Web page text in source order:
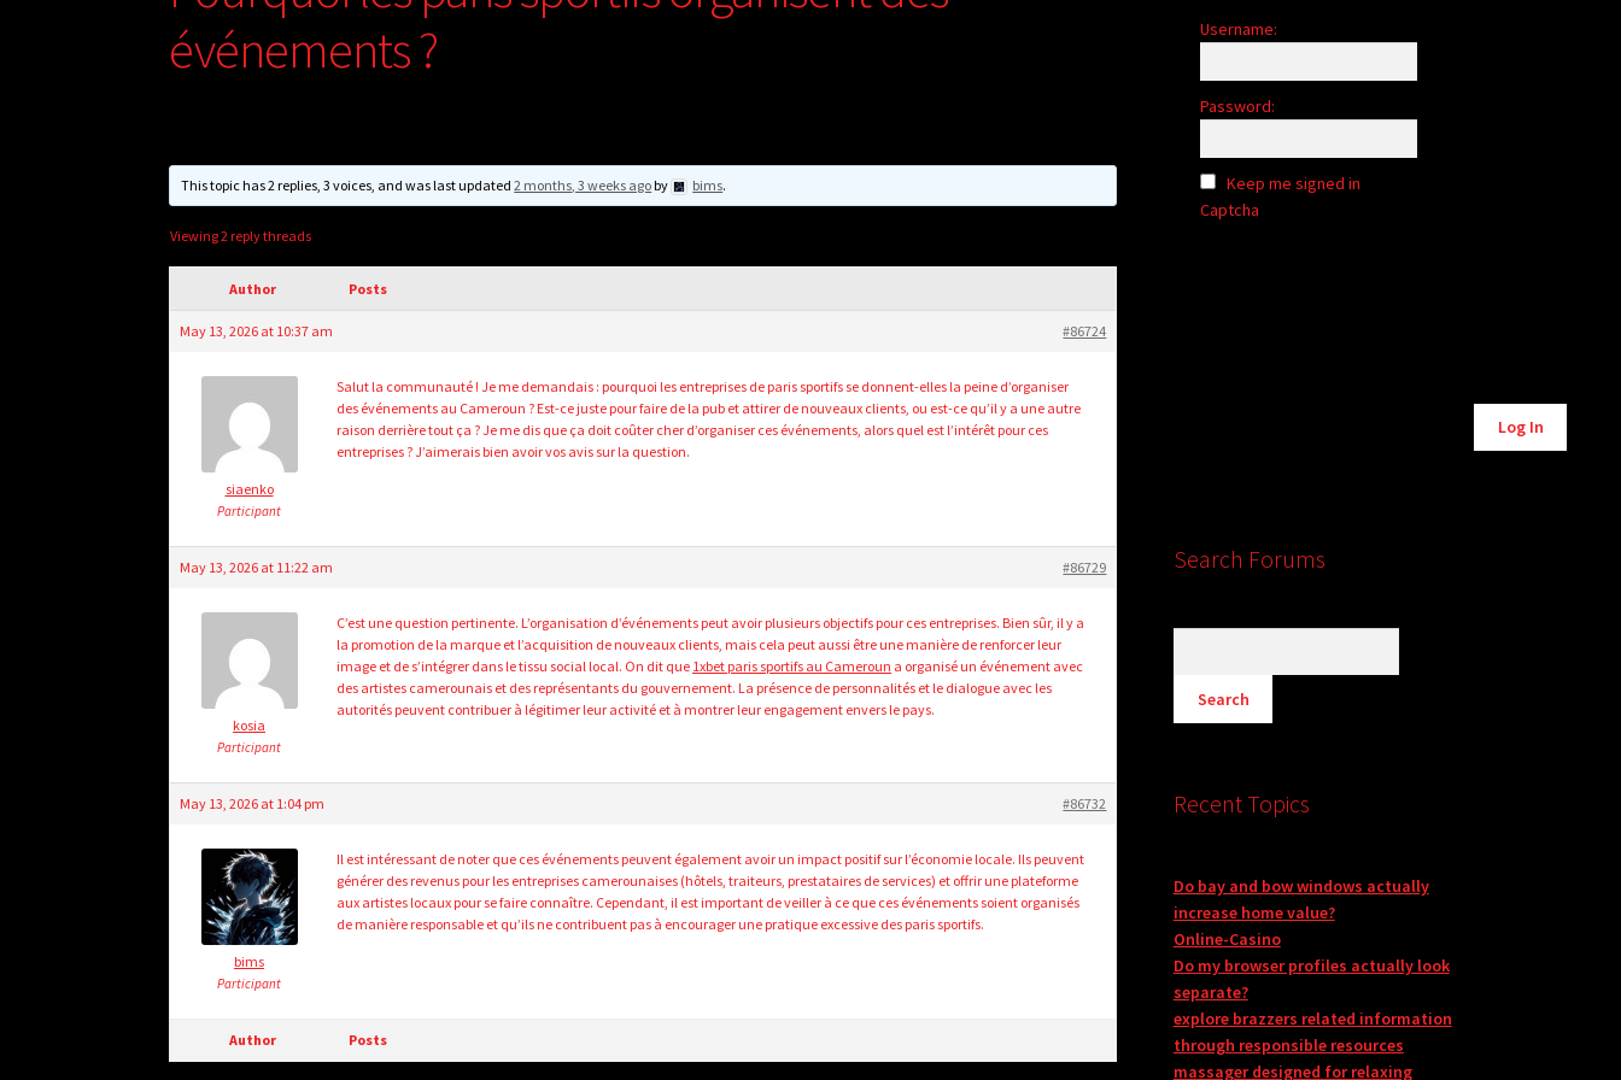
événements ?
This topic has 2 replies, 3 voices, and was last updated2 months, 3 weeks agoby bims.
Viewing 2 reply threads
Author Posts
May 13, 2026 at 10:37 am #86724
siaenko
Participant
Salut la communauté ! Je me demandais : pourquoi les entreprises de paris sportifs se donnent-elles la peine d’organiser
des événements au Cameroun ? Est-ce juste pour faire de la pub et attirer de nouveaux clients, ou est-ce qu’il y a une autre
raison derrière tout ça ? Je me dis que ça doit coûter cher d’organiser ces événements, alors quel est l’intérêt pour ces
entreprises ? J’aimerais bien avoir vos avis sur la question.
May 13, 2026 at 11:22 am #86729
kosia
Participant
C’est une question pertinente. L’organisation d’événements peut avoir plusieurs objectifs pour ces entreprises. Bien sûr, il y a
la promotion de la marque et l’acquisition de nouveaux clients, mais cela peut aussi être une manière de renforcer leur
image et de s’intégrer dans le tissu social local. On dit que 1xbet paris sportifs au Cameroun a organisé un événement avec
des artistes camerounais et des représentants du gouvernement. La présence de personnalités et le dialogue avec les
autorités peuvent contribuer à légitimer leur activité et à montrer leur engagement envers le pays.
May 13, 2026 at 1:04 pm #86732
bims
Participant
Il est intéressant de noter que ces événements peuvent également avoir un impact positif sur l’économie locale. Ils peuvent
générer des revenus pour les entreprises camerounaises (hôtels, traiteurs, prestataires de services) et offrir une plateforme
aux artistes locaux pour se faire connaître. Cependant, il est important de veiller à ce que ces événements soient organisés
de manière responsable et qu’ils ne contribuent pas à encourager une pratique excessive des paris sportifs.
Author Posts
Username:
Password:
Keep me signed in
Captcha
Log In
Search Forums
Recent Topics
Do bay and bow windows actually
increase home value?
Online-Casino
Do my browser profiles actually look
separate?
explore brazzers related information
through responsible resources
massager designed for relaxing